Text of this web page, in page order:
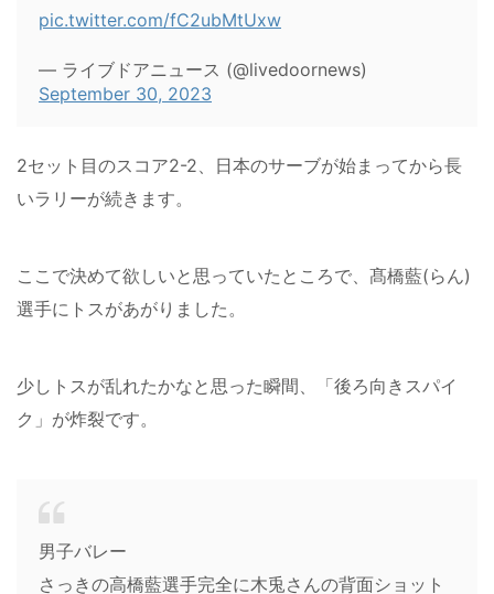
pic.twitter.com/fC2ubMtUxw
— ライブドアニュース (@livedoornews)
September 30, 2023
2セット目のスコア2-2、日本のサーブが始まってから長
いラリーが続きます。
ここで決めて欲しいと思っていたところで、髙橋藍(らん)
選手にトスがあがりました。
少しトスが乱れたかなと思った瞬間、「後ろ向きスパイ
ク」が炸裂です。
男子バレー
さっきの高橋藍選手完全に木兎さんの背面ショット